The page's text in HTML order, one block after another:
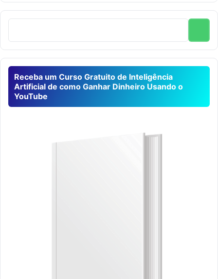
Receba um Curso Gratuito de Inteligência
Artificial de como Ganhar Dinheiro Usando o
YouTube